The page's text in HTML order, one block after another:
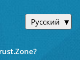
Русский